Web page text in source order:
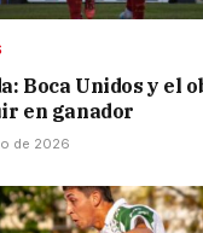
Boca Unidos y el
en ganador
de 2026